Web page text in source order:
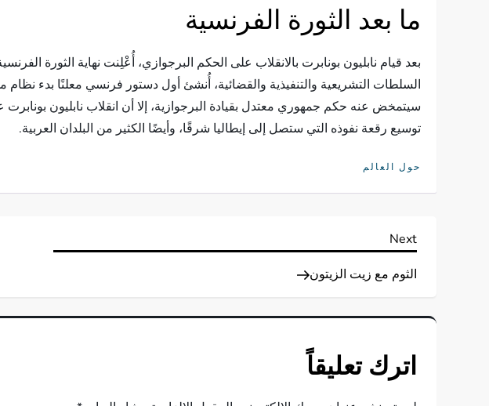
ما بعد الثورة الفرنسية
بعد قيام نابليون بونابرت بالانقلاب على الحكم البرجوازي، أُعْلِنت نهاية الثورة
السلطات التشريعية والتنفيذية والقضائية، أُنشئ أول دستور فرنسي معلنًا بدء
سيتمخض عنه حكم جمهوري معتدل بقيادة البرجوازية، إلا أن انقلاب نابليون
توسيع رقعة نفوذه التي ستصل إلى إيطاليا شرقًا، وأيضًا الكثير من البلدان العربية.
حول العالم
ت
ص
فّ
ح
ا
Next
Next
الثوم مع زيت الزيتون
اترك تعليقاً